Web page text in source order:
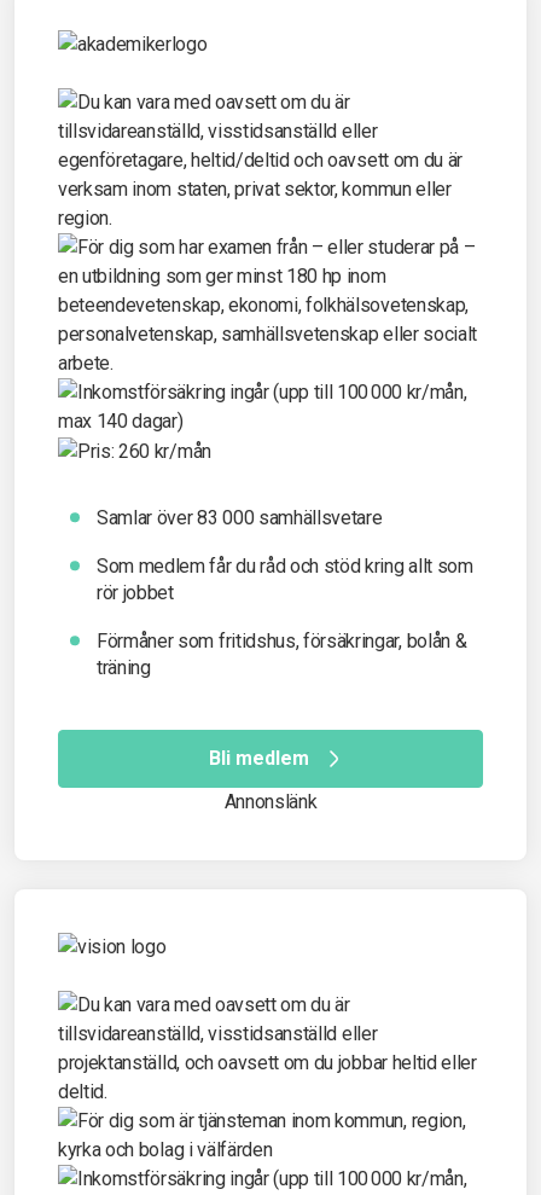
Samlar över 83 000 samhällsvetare
Som medlem får du råd och stöd kring allt som
rör jobbet
Förmåner som fritidshus, försäkringar, bolån &
träning
Bli medlem
Annonslänk